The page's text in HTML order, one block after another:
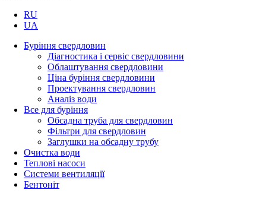
RU
UA
Буріння свердловин
Діагностика і сервіс свердловини
Облаштування свердловини
Ціна буріння свердловини
Проектування свердловин
Аналіз води
Все для буріння
Обсадна труба для свердловин
Фільтри для свердловин
Заглушки на обсадну трубу
Очистка води
Теплові насоси
Системи вентиляції
Бентоніт